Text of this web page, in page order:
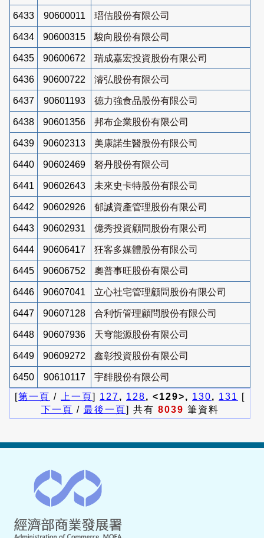
6433 90600011 瑨佶股份有限公司
6434 90600315 駿向股份有限公司
6435 90600672 瑞成嘉宏投資股份有限公司
6436 90600722 濬弘股份有限公司
6437 90601193 德力強食品股份有限公司
6438 90601356 邦布企業股份有限公司
6439 90602313 美康諾生醫股份有限公司
6440 90602469 砮丹股份有限公司
6441 90602643 未來史卡特股份有限公司
6442 90602926 郁誠資產管理股份有限公司
6443 90602931 億秀投資顧問股份有限公司
6444 90606417 狂客多媒體股份有限公司
6445 90606752 奧普事旺股份有限公司
6446 90607041 立心社宅管理顧問股份有限公司
6447 90607128 合利忻管理顧問股份有限公司
6448 90607936 天穹能源股份有限公司
6449 90609272 鑫彰投資股份有限公司
6450 90610117
宇馡股份有限公司
[第一頁 / 上一頁] 127, 128, <129>, 130, 131
[
下一頁 / 最後一頁] 共有 8039 筆資料